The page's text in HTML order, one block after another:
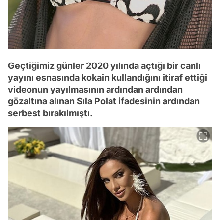
Geçtiğimiz günler 2020 yılında açtığı bir canlı
yayını esnasında kokain kullandığını itiraf ettiği
videonun yayılmasının ardından ardından
gözaltına alınan Sıla Polat ifadesinin ardından
serbest bırakılmıştı.